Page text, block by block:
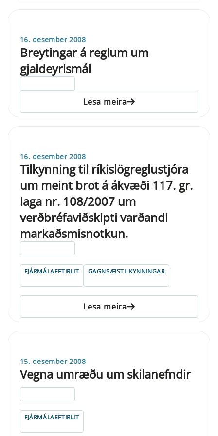
16. desember 2008
Breytingar á reglum um
gjaldeyrismál
Lesa meira
16. desember 2008
Tilkynning til ríkislögreglustjóra
um meint brot á ákvæði 117. gr.
laga nr. 108/2007 um
verðbréfaviðskipti varðandi
markaðsmisnotkun.
FJÁRMÁLAEFTIRLIT GAGNSÆISTILKYNNINGAR
Lesa meira
15. desember 2008
Vegna umræðu um skilanefndir
FJÁRMÁLAEFTIRLIT